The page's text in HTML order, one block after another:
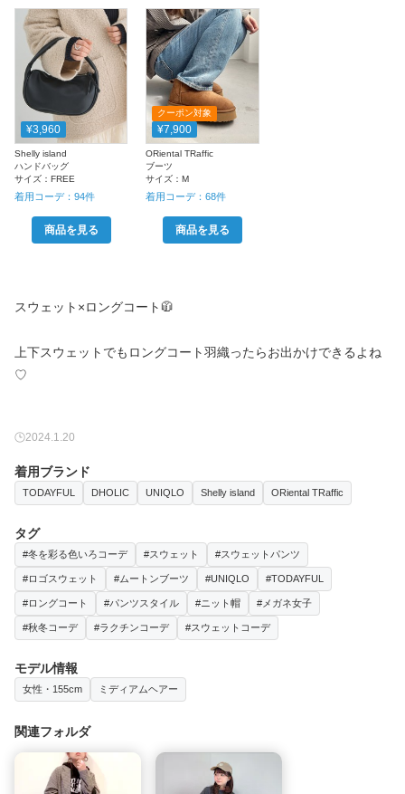
¥3,960
Shelly island
ハンドバッグ
サイズ： FREE
着用コーデ： 94件
商品を見る
クーポン対象
¥7,900
ORiental TRaffic
ブーツ
サイズ：M
着用コーデ：68件
商品を見る
スウェット×ロングコート🧥
上下スウェットでもロングコート羽織ったらお出かけできるよね
♡
2024.1.20
着用ブランド
TODAYFUL DHOLIC UNIQLO Shelly island ORiental TRaffic
タグ
#冬を彩る色いろコーデ #スウェット #スウェットパンツ
#ロゴスウェット #ムートンブーツ #UNIQLO #TODAYFUL
#ロングコート #パンツスタイル #ニット帽 #メガネ女子
#秋冬コーデ #ラクチンコーデ #スウェットコーデ
モデル情報
女性・155cm ミディアムヘアー
関連フォルダ